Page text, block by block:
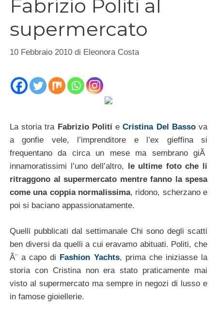
Fabrizio Politi al
supermercato
10 Febbraio 2010 di Eleonora Costa
La storia tra Fabrizio Politi eCristina Del Bassova
a gonfie vele, l’imprenditore e l’ex gieffina si
frequentano da circa un mese ma sembrano giÃ
innamoratissimi l’uno dell’altro,
le ultime foto che li
ritraggono al supermercato mentre fanno la spesa
come una coppia normalissima, ridono, scherzano e
poi si baciano appassionatamente.
Quelli pubblicati dal settimanale Chi sono degli scatti
ben diversi da quelli a cui eravamo abituati. Politi, che
Ã¨ a capo di Fashion Yachts, prima che iniziasse la
storia con Cristina non era stato praticamente mai
visto al supermercato ma sempre in negozi di lusso e
in famose gioiellerie.